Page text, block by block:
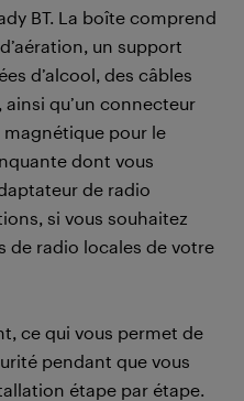
BT. La boîte comprend
un support
d’alcool, des câbles
qu’un connecteur
pour le
dont vous
de radio
si vous souhaitez
de radio locales de votre
ce qui vous permet de
pendant que vous
étape par étape.